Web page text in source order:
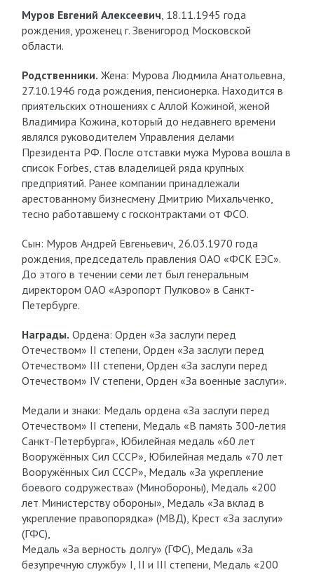
Муров Евгений Алексеевич, 18.11.1945 года
рождения, уроженец г. Звенигород Московской
области.
Родственники. Жена: Мурова Людмила Анатольевна,
27.10.1946 года рождения, пенсионерка. Находится в
приятельских отношениях с Аллой Кожиной, женой
Владимира Кожина, который до недавнего времени
являлся руководителем Управления делами
Президента РФ. После отставки мужа Мурова вошла в
список Forbes, став владелицей ряда крупных
предприятий. Ранее компании принадлежали
арестованному бизнесмену Дмитрию Михальченко,
тесно работавшему с госконтрактами от ФСО.
Сын: Муров Андрей Евгеньевич, 26.03.1970 года
рождения, председатель правления ОАО «ФСК ЕЭС».
До этого в течении семи лет был генеральным
директором ОАО «Аэропорт Пулково» в Санкт-
Петербурге.
Награды. Ордена: Орден «За заслуги перед
Отечеством» II степени, Орден «За заслуги перед
Отечеством» III степени, Орден «За заслуги перед
Отечеством» IV степени, Орден «За военные заслуги».
Медали и знаки: Медаль ордена «За заслуги перед
Отечеством» II степени, Медаль «В память 300-летия
Санкт-Петербурга», Юбилейная медаль «60 лет
Вооружённых Сил СССР», Юбилейная медаль «70 лет
Вооружённых Сил СССР», Медаль «За укрепление
боевого содружества» (Минобороны), Медаль «200
лет Министерству обороны», Медаль «За вклад в
укрепление правопорядка» (МВД), Крест «За заслуги»
(ГФС),
Медаль «За верность долгу» (ГФС), Медаль «За
безупречную службу» I, II и III степени, Медаль «200